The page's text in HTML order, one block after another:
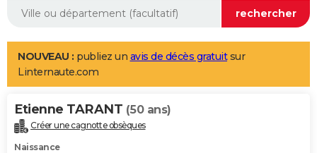
Aménagement intérieur
LIFESTYLE
Art de vivre
Bien-être
Loisirs
Mode
Modes de vie
Alimentation
Guide de la santé
Maladies
Médicaments
Sommeil
VOYAGE
Destinations
City break
Voyage nature
Voyage de noces
Forum
Climat
+PHOTO
NOUVEAU : publiez un avis de décès gratuitsur
Linternaute.com
Etienne TARANT (50 ans)
Créer une cagnotte obsèques
Naissance